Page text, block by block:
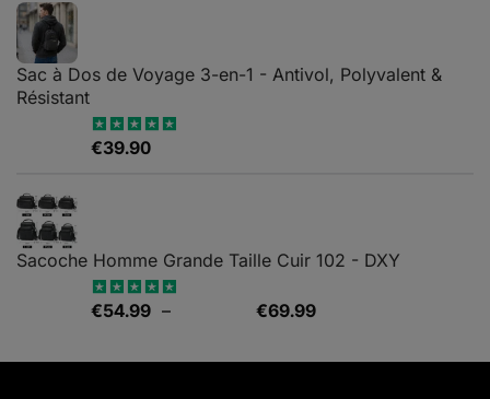
€99.90
Sac à Dos de Voyage 3-en-1 - Antivol, Polyvalent &
Résistant
Note5.00
€39.90
Sacoche Homme Grande Taille Cuir 102 - DXY
Note5.00
€54.99 – €69.99Plage